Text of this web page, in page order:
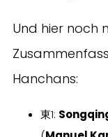
Und hier noch
Hanchans:
東1: